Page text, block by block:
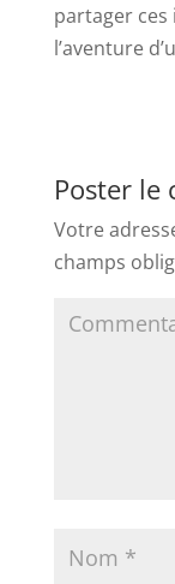
partager
l’aventure
Poster le
Votre
champs